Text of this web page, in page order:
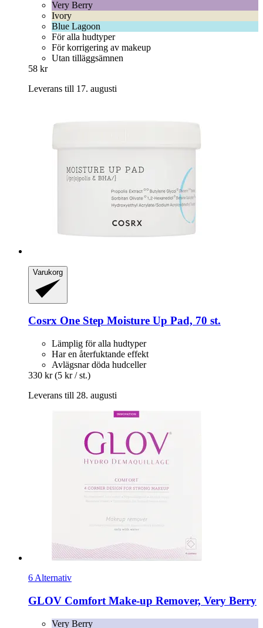
Very Berry
Ivory
Blue Lagoon
För alla hudtyper
För korrigering av makeup
Utan tilläggsämnen
58 kr
Leverans till 17. augusti
Varukorg
Cosrx One Step Moisture Up Pad, 70 st.
Lämplig för alla hudtyper
Har en återfuktande effekt
Avlägsnar döda hudceller
330 kr (5 kr / st.)
Leverans till 28. augusti
6 Alternativ
GLOV Comfort Make-​up Remover, Very Berry
Very Berry